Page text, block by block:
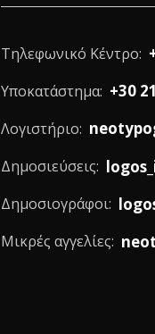
Τηλεφωνικό Κέντρο:
Υποκατάστημα: +30
Λογιστήριο:
Δημοσιεύσεις:
Δημοσιογράφοι:
Μικρές αγγελίες: